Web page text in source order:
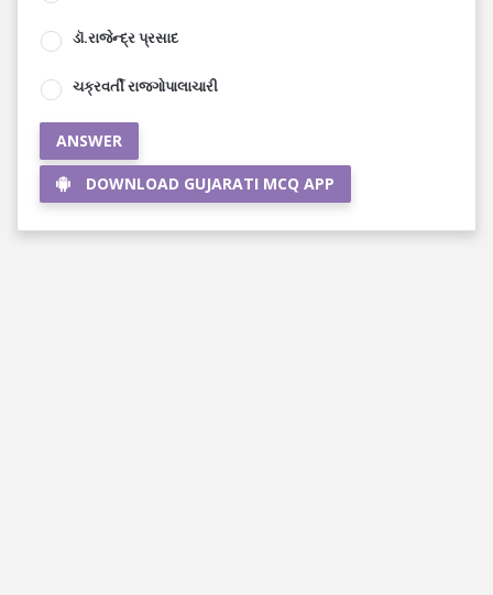
ડૉ.રાજેન્દ્ર પ્રસાદ
ચક્રવર્તી રાજગોપાલાચારી
ANSWER
DOWNLOAD GUJARATI MCQ APP